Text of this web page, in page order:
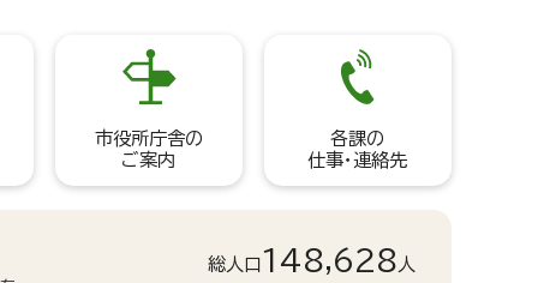
市役所庁舎の
ご案内
各課の
仕事・連絡先
総人口 148,628 人